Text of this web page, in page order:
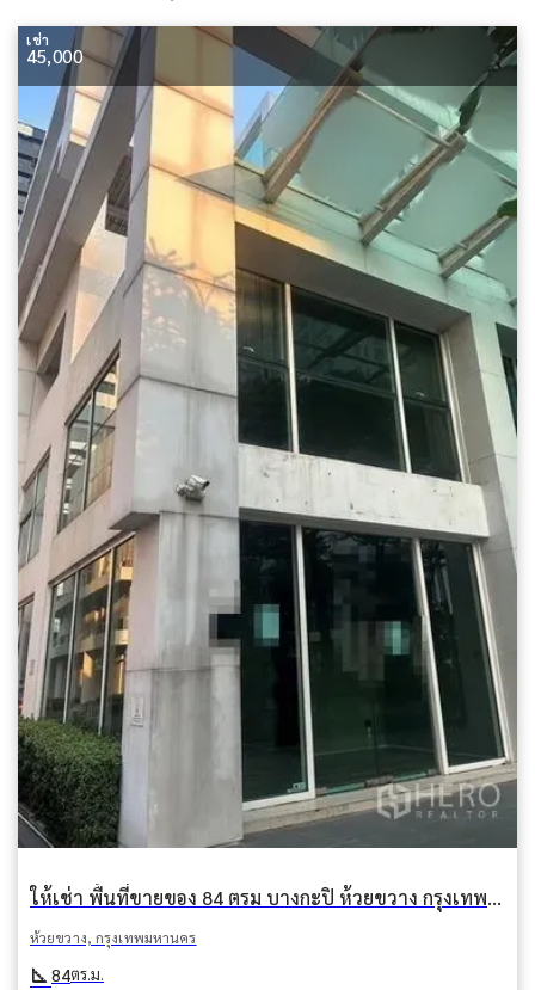
เช่า
45,000
ให้เช่า พื้นที่ขายของ 84 ตรม บางกะปิ ห้วยขวาง กรุงเทพมหานคร
ห้วยขวาง, กรุงเทพมหานคร
square_foot 84ตร.ม.